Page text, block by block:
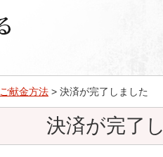
ご献金方法 > 決済が完了しました
決済が完了